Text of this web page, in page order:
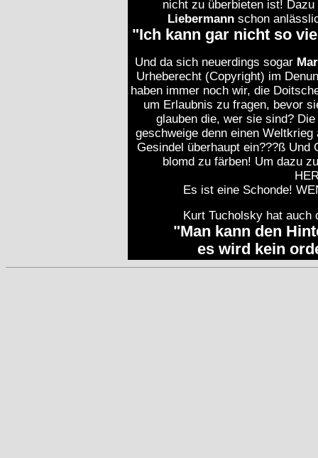
nicht zu überbieten ist!
Liebermannschon
"Ich kann gar nicht so
Und da sich neuerdings sogar
Urheberecht (Copyright) im
haben immer noch wir, die
um Erlaubnis zu fragen, bevor
glauben die, wer sie sind?
geschweige denn einen
Gesindel überhaupt ein???ß
blomd zu färben! Um dazu
Es ist eine Schonde!
Kurt Tucholsky hat auch
"Man kann den
es wird kein